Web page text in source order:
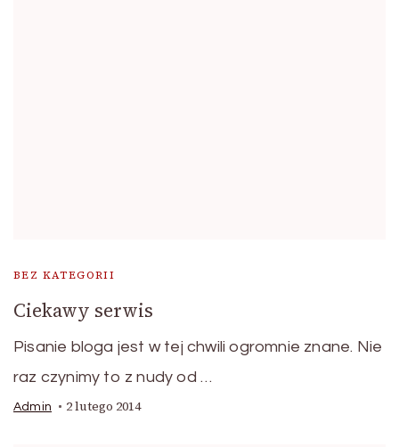
BEZ KATEGORII
Ciekawy serwis
Pisanie bloga jest w tej chwili ogromnie znane. Nie
raz czynimy to z nudy od …
Admin 2 lutego 2014